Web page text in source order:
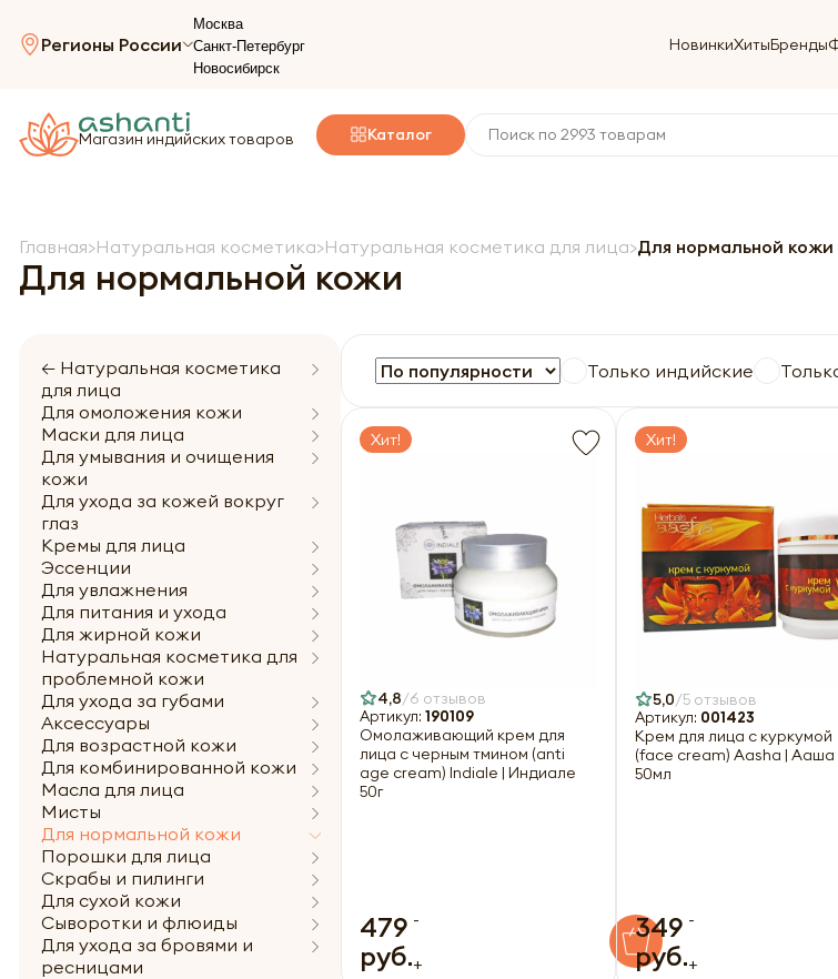
Регионы России
Москва
Санкт-Петербург
Новосибирск
НовинкиХитыБренды
Магазин индийских товаров Каталог
Главная Натуральная косметика Натуральная косметика для лица Для нормальной кожи
Для нормальной кожи
← Натуральная косметика
для лица
Для омоложения кожи
Маски для лица
Для умывания и очищения
кожи
Для ухода за кожей вокруг
глаз
Кремы для лица
Эссенции
Для увлажнения
Для питания и ухода
Для жирной кожи
Натуральная косметика для
проблемной кожи
Для ухода за губами
Аксессуары
Для возрастной кожи
Для комбинированной кожи
Масла для лица
Мисты
Для нормальной кожи
Порошки для лица
Скрабы и пилинги
Для сухой кожи
Сыворотки и флюиды
Для ухода за бровями и
ресницами
Только индийские
Хит!
4,8 6 отзывов
Артикул: 190109
Омолаживающий крем для
лица с черным тмином (anti
age cream) Indiale | Индиале
50г
479
руб.
-
+
Хит!
5,0 5 отзывов
Артикул: 001423
Крем для лица с куркумой
(face cream) Aasha | Ааша
50мл
349
руб.
-
+